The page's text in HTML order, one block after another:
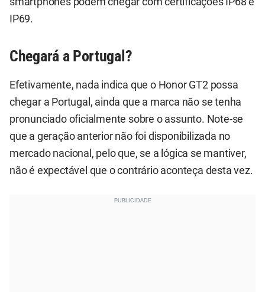
IP69.
Chegará a Portugal?
Efetivamente, nada indica que o Honor GT2 possa
chegar a Portugal, ainda que a marca não se tenha
pronunciado oficialmente sobre o assunto. Note-se
que a geração anterior não foi disponibilizada no
mercado nacional, pelo que, se a lógica se mantiver,
não é expectável que o contrário aconteça desta vez.